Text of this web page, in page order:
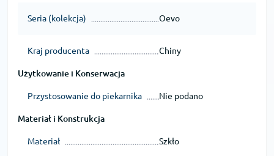
Seria (kolekcja) Oevo
Kraj producenta Chiny
Użytkowanie i Konserwacja
Przystosowanie do piekarnika Nie podano
Materiał i Konstrukcja
Materiał Szkło